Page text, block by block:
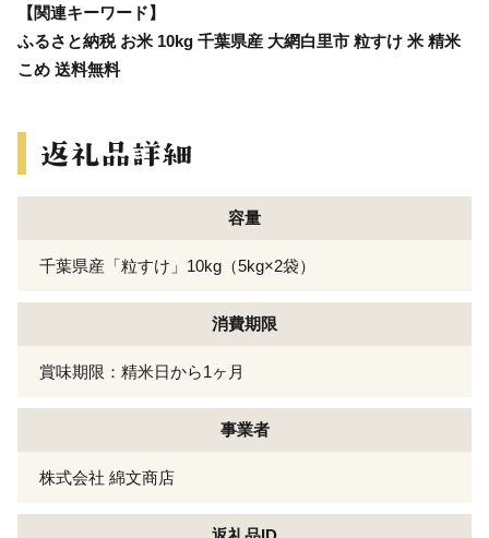
【関連キーワード】
ふるさと納税 お米 10kg 千葉県産 大網白里市 粒すけ 米 精米
こめ 送料無料
容量
千葉県産「粒すけ」10kg（5kg×2袋）
消費期限
賞味期限：精米日から1ヶ月
事業者
株式会社 綿文商店